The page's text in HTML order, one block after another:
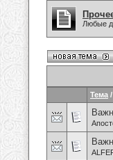
Любые
Тема /